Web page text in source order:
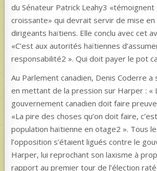
du Sénateur Patrick Leahy3 «témoignent
croissante» qui devrait servir de mise en
dirigeants haïtiens. Elle conclu avec cet
«C’est aux autorités haïtiennes
responsabilité2 ». Qui doit payer le pot
Au Parlement canadien, Denis Coderre a
en mettant de la pression sur Harper : «
gouvernement canadien doit faire
«La pire des choses qu’on doit faire,
population haïtienne en otage2 ». Tous
l’opposition s’étaient ligués contre le
Harper, lui reprochant son laxisme à
rapport au premier tour de l’élection